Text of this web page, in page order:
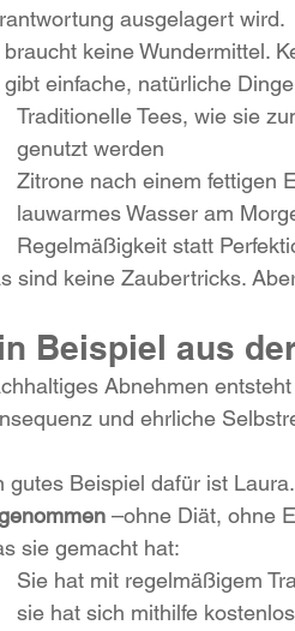
ausgelagert wird.
braucht keine Wundermittel.
gibt einfache, natürliche
Traditionelle Tees, wie sie
genutzt werden
Zitrone nach einem fettigen
lauwarmes Wasser am
Regelmäßigkeit statt
sind keine Zaubertricks.
Beispiel aus
Abnehmen
und ehrliche
gutes Beispiel dafür ist
–ohne Diät, ohne
sie gemacht hat:
Sie hat mit regelmäßigem
sie hat sich mithilfe